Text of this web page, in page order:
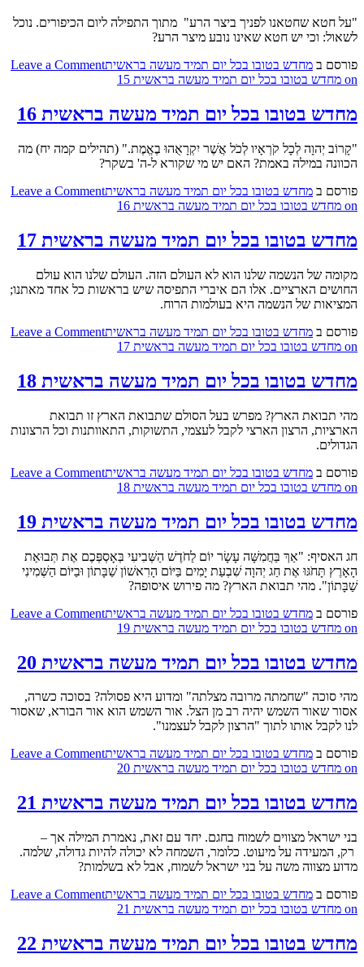
"על חטא שחטאנו לפניך ביצר הרע" מתוך התפילה ליום הכיפורים. נוכל
לשאול: וכי יש חטא שאינו נובע מיצר הרע?
פורסם ב מחדש בטובו בכל יום תמיד מעשה בראשיתLeave a Comment
on מחדש בטובו בכל יום תמיד מעשה בראשית 15
מחדש בטובו בכל יום תמיד מעשה בראשית 16
"קָרוֹב יְהוָה לְכָל קֹרְאָיו לְכֹל אֲשֶׁר יִקְרָאֻהוּ בֶאֱמֶת." (תהילים קמה יח) מה
הכוונה במילה באמת? האם יש מי שקורא ל-ה' בשקר?
פורסם ב מחדש בטובו בכל יום תמיד מעשה בראשיתLeave a Comment
on מחדש בטובו בכל יום תמיד מעשה בראשית 16
מחדש בטובו בכל יום תמיד מעשה בראשית 17
מקומה של הנשמה שלנו הוא לא העולם הזה. העולם שלנו הוא עולם
החושים הארציים. אלו הם איברי התפיסה שיש בראשות כל אחד מאתנו;
המציאות של הנשמה היא בעולמות הרוח.
פורסם ב מחדש בטובו בכל יום תמיד מעשה בראשיתLeave a Comment
on מחדש בטובו בכל יום תמיד מעשה בראשית 17
מחדש בטובו בכל יום תמיד מעשה בראשית 18
מהי תבואת הארץ? מפרש בעל הסולם שתבואת הארץ זו תבואת
הארציות, הרצון הארצי לקבל לעצמי, התשוקות, התאוותנות וכל הרצונות
הגדולים.
פורסם ב מחדש בטובו בכל יום תמיד מעשה בראשיתLeave a Comment
on מחדש בטובו בכל יום תמיד מעשה בראשית 18
מחדש בטובו בכל יום תמיד מעשה בראשית 19
חג האסיף: "אַךְ בַּחֲמִשָּׁה עָשָׂר יוֹם לַחֹדֶשׁ הַשְּׁבִיעִי בְּאָסְפְּכֶם אֶת תְּבוּאַת
הָאָרֶץ תָּחֹגּוּ אֶת חַג יְהוָה שִׁבְעַת יָמִים בַּיּוֹם הָרִאשׁוֹן שַׁבָּתוֹן וּבַיּוֹם הַשְּׁמִינִי
שַׁבָּתוֹן". מהי תבואת הארץ? מה פירוש איסופה?
פורסם ב מחדש בטובו בכל יום תמיד מעשה בראשיתLeave a Comment
on מחדש בטובו בכל יום תמיד מעשה בראשית 19
מחדש בטובו בכל יום תמיד מעשה בראשית 20
מהי סוכה "שחמתה מרובה מצלתה" ומדוע היא פסולה? בסוכה כשרה,
אסור שאור השמש יהיה רב מן הצל. אור השמש הוא אור הבורא, שאסור
לנו לקבל אותו לתוך "הרצון לקבל לעצמנו".
פורסם ב מחדש בטובו בכל יום תמיד מעשה בראשיתLeave a Comment
on מחדש בטובו בכל יום תמיד מעשה בראשית 20
מחדש בטובו בכל יום תמיד מעשה בראשית 21
בני ישראל מצווים לשמוח בחגם. יחד עם זאת, נאמרת המילה אך –
רק, המעידה על מיעוט. כלומר, השמחה לא יכולה להיות גדולה, שלמה.
מדוע מצווה משה על בני ישראל לשמוח, אבל לא בשלמות?
פורסם ב מחדש בטובו בכל יום תמיד מעשה בראשיתLeave a Comment
on מחדש בטובו בכל יום תמיד מעשה בראשית 21
מחדש בטובו בכל יום תמיד מעשה בראשית 22